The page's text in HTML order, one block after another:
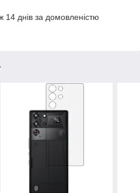
днів за домовленістю